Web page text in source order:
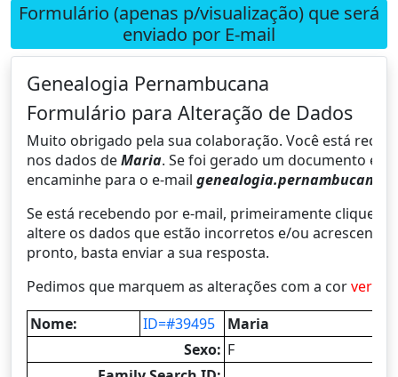
Formulário (apenas p/visualização) que será
enviado por E-mail